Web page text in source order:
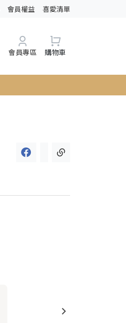
會員權益 喜愛清單
會員專區 購物車